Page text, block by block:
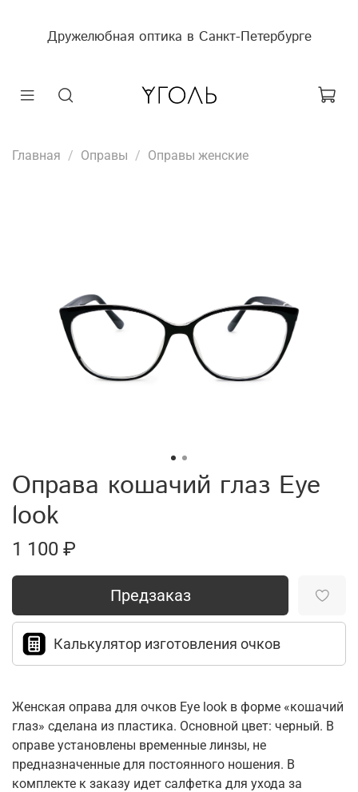
Дружелюбная оптика в Санкт-Петербурге
Главная Оправы Оправы женские
Оправа кошачий глаз Eye
look
1 100 ₽
Предзаказ
Калькулятор изготовления очков
Женская оправа для очков Eye look в форме «кошачий
глаз» сделана из пластика. Основной цвет: черный. В
оправе установлены временные линзы, не
предназначенные для постоянного ношения. В
комплекте к заказу идет салфетка для ухода за